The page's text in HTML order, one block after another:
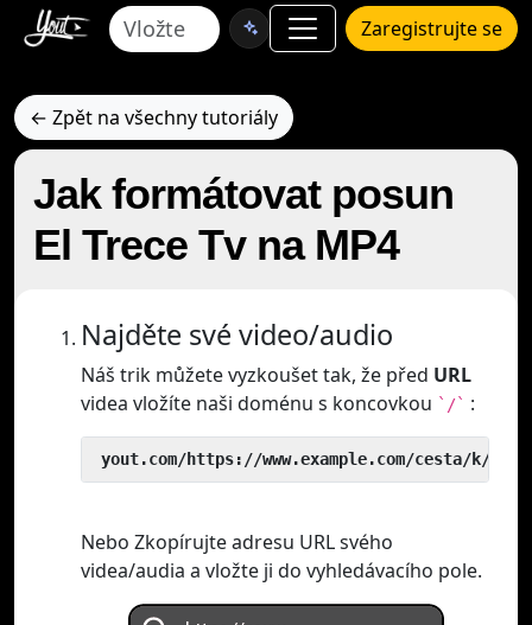
Zaregistrujte se
← Zpět na všechny tutoriály
Jak formátovat posun
El Trece Tv na MP4
Najděte své video/audio
Náš trik můžete vyzkoušet tak, že před URL
videa vložíte naši doménu s koncovkou `/` :
yout.com/https://www.example.com/cesta/k/
Nebo Zkopírujte adresu URL svého
videa/audia a vložte ji do vyhledávacího pole.